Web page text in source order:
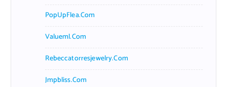
PopUpFlea.com
Valueml.com
Rebeccatorresjewelry.com
Jmpbliss.com